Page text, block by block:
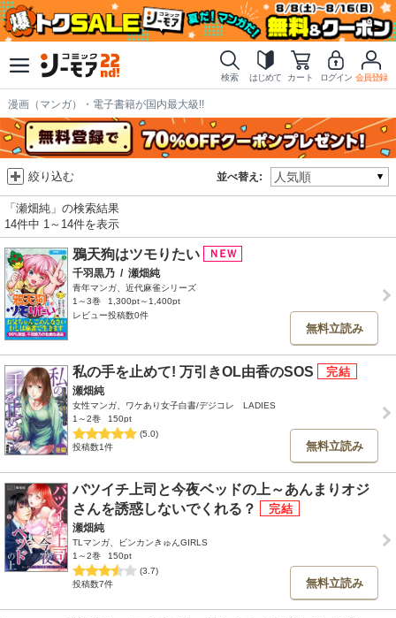
検索 はじめて カート ログイン 会員登録
漫画（マンガ）・電子書籍が国内最大級!!
並べ替え:
絞り込む
「瀬畑純」の検索結果
14件中 1～14件を表示
鴉天狗はツモりたい
千羽黒乃 / 瀬畑純
青年マンガ、近代麻雀シリーズ
1～3巻
1,300pt～1,400pt
レビュー投稿数0件
無料立読み
私の手を止めて! 万引きOL由香のSOS
瀬畑純
女性マンガ、ワケあり女子白書/デジコレ LADIES
1～2巻
150pt
(5.0)
投稿数1件
無料立読み
バツイチ上司と今夜ベッドの上～あんまりオジ
さんを誘惑しないでくれる？
瀬畑純
TLマンガ、ビンカンきゅんGIRLS
1～2巻
150pt
(3.7)
投稿数7件
無料立読み